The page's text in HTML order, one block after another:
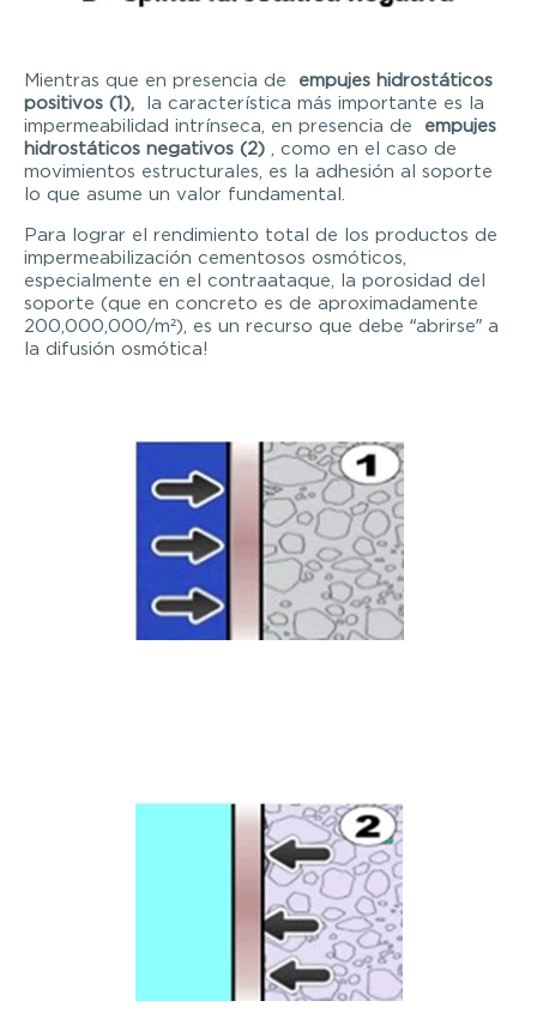
Mientras que en presencia de empujes hidrostáticos
positivos (1),
la característica más importante es la
impermeabilidad intrínseca, en presencia de empujes
hidrostáticos negativos (2) , como en el caso de
movimientos estructurales, es la adhesión al soporte
lo que asume un valor fundamental.
Para lograr el rendimiento total de los productos de
impermeabilización cementosos osmóticos,
especialmente en el contraataque, la porosidad del
soporte (que en concreto es de aproximadamente
200,000,000/m²), es un recurso que debe “abrirse” a
la difusión osmótica!